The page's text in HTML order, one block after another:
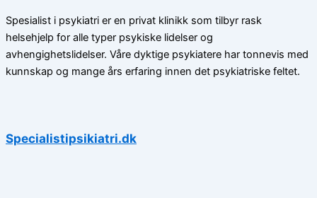
Spesialist i psykiatri er en privat klinikk som tilbyr rask
helsehjelp for alle typer psykiske lidelser og
avhengighetslidelser. Våre dyktige psykiatere har tonnevis med
kunnskap og mange års erfaring innen det psykiatriske feltet.
Specialistipsikiatri.dk